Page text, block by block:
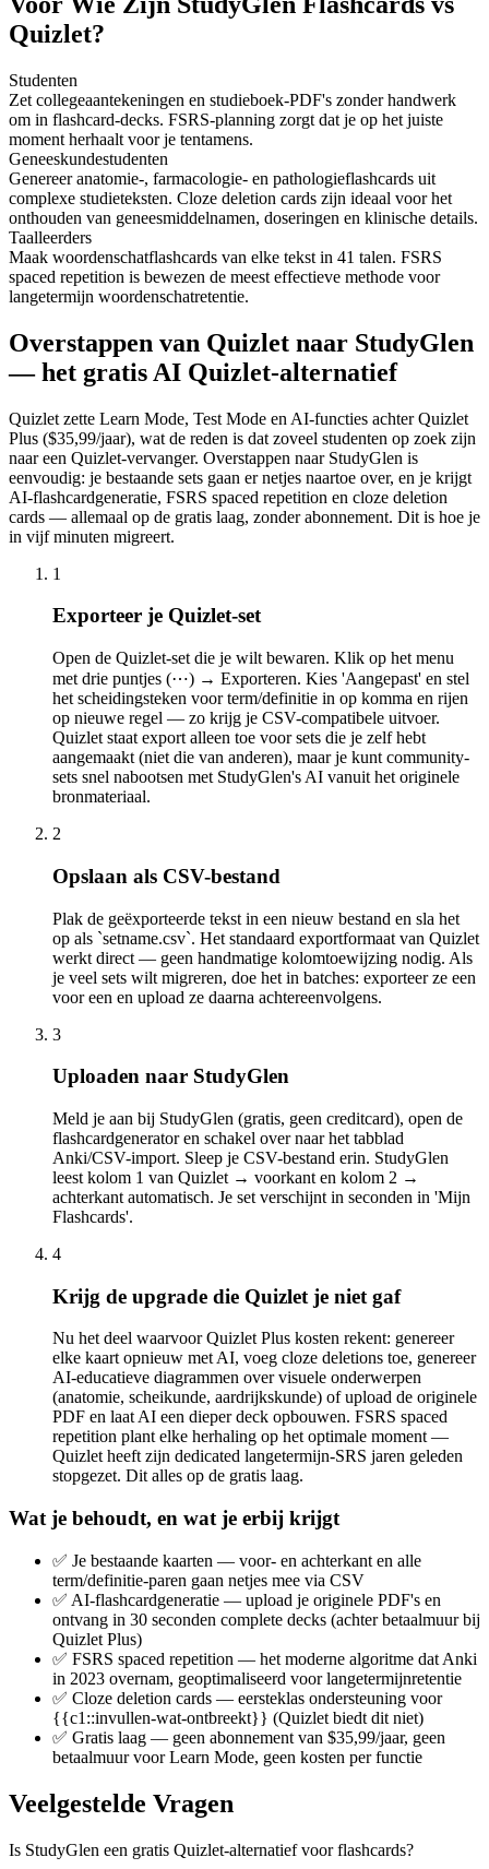
Quizlet?
Studenten
Zet collegeaantekeningen en studieboek-PDF's zonder handwerk
om in flashcard-decks. FSRS-planning zorgt dat je op het juiste
moment herhaalt voor je tentamens.
Geneeskundestudenten
Genereer anatomie-, farmacologie- en pathologieflashcards uit
complexe studieteksten. Cloze deletion cards zijn ideaal voor het
onthouden van geneesmiddelnamen, doseringen en klinische details.
Taalleerders
Maak woordenschatflashcards van elke tekst in 41 talen. FSRS
spaced repetition is bewezen de meest effectieve methode voor
langetermijn woordenschatretentie.
Overstappen van Quizlet naar StudyGlen
— het gratis AI Quizlet-alternatief
Quizlet zette Learn Mode, Test Mode en AI-functies achter Quizlet
Plus ($35,99/jaar), wat de reden is dat zoveel studenten op zoek zijn
naar een Quizlet-vervanger. Overstappen naar StudyGlen is
eenvoudig: je bestaande sets gaan er netjes naartoe over, en je krijgt
AI-flashcardgeneratie, FSRS spaced repetition en cloze deletion
cards — allemaal op de gratis laag, zonder abonnement. Dit is hoe je
in vijf minuten migreert.
1
Exporteer je Quizlet-set
Open de Quizlet-set die je wilt bewaren. Klik op het menu
met drie puntjes (⋯) → Exporteren. Kies 'Aangepast' en stel
het scheidingsteken voor term/definitie in op komma en rijen
op nieuwe regel — zo krijg je CSV-compatibele uitvoer.
Quizlet staat export alleen toe voor sets die je zelf hebt
aangemaakt (niet die van anderen), maar je kunt community-
sets snel nabootsen met StudyGlen's AI vanuit het originele
bronmateriaal.
2
Opslaan als CSV-bestand
Plak de geëxporteerde tekst in een nieuw bestand en sla het
op als `setname.csv`. Het standaard exportformaat van Quizlet
werkt direct — geen handmatige kolomtoewijzing nodig. Als
je veel sets wilt migreren, doe het in batches: exporteer ze een
voor een en upload ze daarna achtereenvolgens.
3
Uploaden naar StudyGlen
Meld je aan bij StudyGlen (gratis, geen creditcard), open de
flashcardgenerator en schakel over naar het tabblad
Anki/CSV-import. Sleep je CSV-bestand erin. StudyGlen
leest kolom 1 van Quizlet → voorkant en kolom 2 →
achterkant automatisch. Je set verschijnt in seconden in 'Mijn
Flashcards'.
4
Krijg de upgrade die Quizlet je niet gaf
Nu het deel waarvoor Quizlet Plus kosten rekent: genereer
elke kaart opnieuw met AI, voeg cloze deletions toe, genereer
AI-educatieve diagrammen over visuele onderwerpen
(anatomie, scheikunde, aardrijkskunde) of upload de originele
PDF en laat AI een dieper deck opbouwen. FSRS spaced
repetition plant elke herhaling op het optimale moment —
Quizlet heeft zijn dedicated langetermijn-SRS jaren geleden
stopgezet. Dit alles op de gratis laag.
Wat je behoudt, en wat je erbij krijgt
✅ Je bestaande kaarten — voor- en achterkant en alle
term/definitie-paren gaan netjes mee via CSV
✅ AI-flashcardgeneratie — upload je originele PDF's en
ontvang in 30 seconden complete decks (achter betaalmuur bij
Quizlet Plus)
✅ FSRS spaced repetition — het moderne algoritme dat Anki
in 2023 overnam, geoptimaliseerd voor langetermijnretentie
✅ Cloze deletion cards — eersteklas ondersteuning voor
{{c1::invullen-wat-ontbreekt}} (Quizlet biedt dit niet)
✅ Gratis laag — geen abonnement van $35,99/jaar, geen
betaalmuur voor Learn Mode, geen kosten per functie
Veelgestelde Vragen
Is StudyGlen een gratis Quizlet-alternatief voor flashcards?